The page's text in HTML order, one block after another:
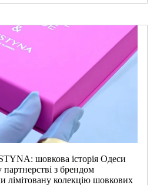
шовкова історія Одеси
з брендом
колекцію шовкових